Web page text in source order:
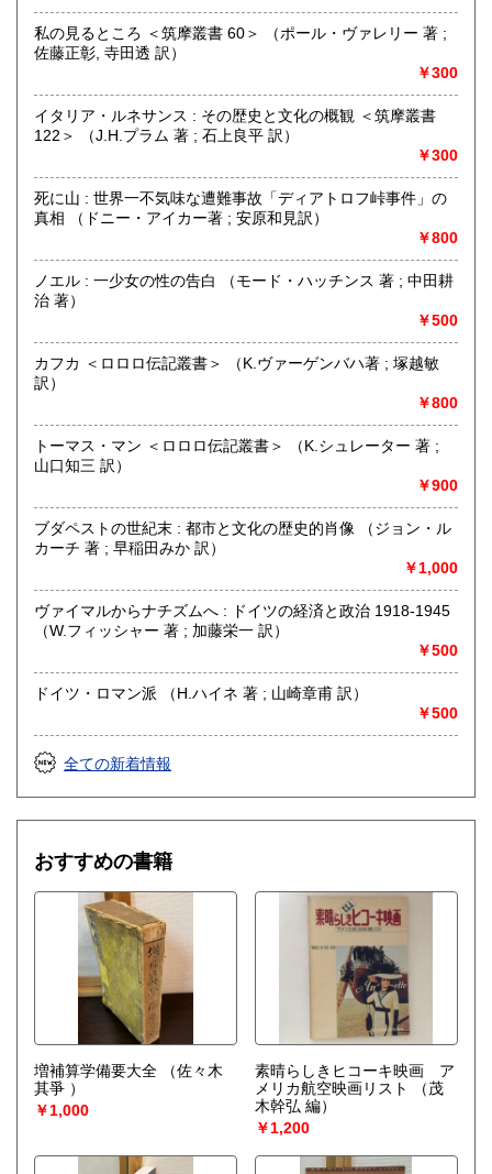
沿線名：-
最寄駅：-
営業時間：13:00-19:00 (本は倉庫にあるため、店舗での購
覧ください)
定休日：なし
書籍の買取について
内容によりますが全国出張いたします
古書一般（その他）
私の見るところ ＜筑摩叢書 60＞ （ポール・ヴァレリー 著 ;
佐藤正彰, 寺田透 訳）
￥300
イタリア・ルネサンス : その歴史と文化の概観 ＜筑摩叢書
122＞ （J.H.プラム 著 ; 石上良平 訳）
￥300
死に山 : 世界一不気味な遭難事故「ディアトロフ峠事件」の
真相 （ドニー・アイカー著 ; 安原和見訳）
￥800
ノエル : 一少女の性の告白 （モード・ハッチンス 著 ; 中田耕
治 著）
￥500
カフカ ＜ロロロ伝記叢書＞ （K.ヴァーゲンバハ著 ; 塚越敏
訳）
￥800
トーマス・マン ＜ロロロ伝記叢書＞ （K.シュレーター 著 ;
山口知三 訳）
￥900
ブダペストの世紀末 : 都市と文化の歴史的肖像 （ジョン・ル
カーチ 著 ; 早稲田みか 訳）
￥1,000
ヴァイマルからナチズムへ : ドイツの経済と政治 1918-1945
（W.フィッシャー 著 ; 加藤栄一 訳）
￥500
ドイツ・ロマン派 （H.ハイネ 著 ; 山崎章甫 訳）
￥500
全ての新着情報
おすすめの書籍
増補算学備要大全
（佐々木
其爭 ）
￥1,000
素晴らしきヒコーキ映画 ア
メリカ航空映画リスト
（茂
木幹弘 編）
￥1,200